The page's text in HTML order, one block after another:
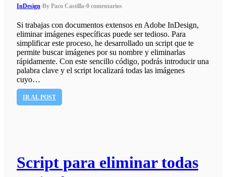
InDesign·By Paco Castilla·0 comentarios
Si trabajas con documentos extensos en Adobe InDesign,
eliminar imágenes específicas puede ser tedioso. Para
simplificar este proceso, he desarrollado un script que te
permite buscar imágenes por su nombre y eliminarlas
rápidamente. Con este sencillo código, podrás introducir una
palabra clave y el script localizará todas las imágenes
cuyo…
IR AL POST
Script para eliminar todas